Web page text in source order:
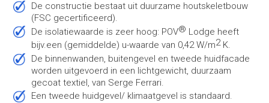
De constructie bestaat uit duurzame houtskeletbouw
(FSC gecertificeerd).
De isolatiewaarde is zeer hoog: POV® Lodge heeft
bijv.een (gemiddelde) u-waarde van 0,42 W/m2K.
De binnenwanden, buitengevel en tweede huidfacade
worden uitgevoerd in een lichtgewicht, duurzaam
gecoat textiel, van Serge Ferrari.
Een tweede huidgevel/ klimaatgevel is standaard.